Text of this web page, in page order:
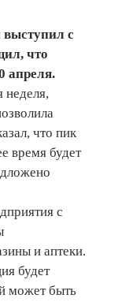
с
что
апреля.
неделя,
что пик
время будет
с
и аптеки.
будет
может быть